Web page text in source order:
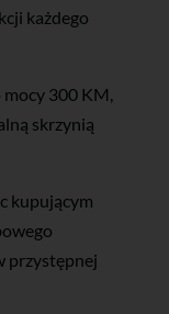
każdego
mocy 300 KM,
skrzynią
kupującym
przystępnej